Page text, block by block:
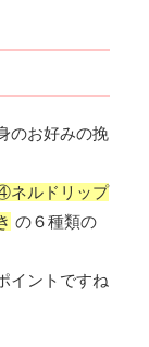
のお好みの挽
ルドリップ
の６種類の
イントですね